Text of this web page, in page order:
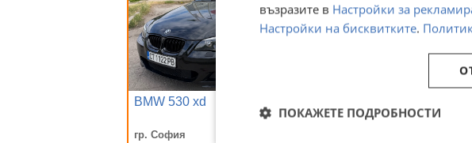
BMW 530 xd
гр. София
възразите в Настройки за
Настройки на бисквитките.
ПОКАЖЕТЕ ПОДРОБНОСТИ